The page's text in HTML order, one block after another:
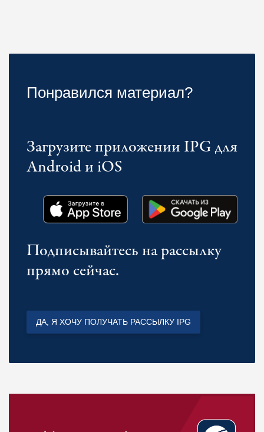
Понравился материал?
Загрузите приложении IPG для
Android и iOS
Подписывайтесь на рассылку
прямо сейчас.
ДА, Я ХОЧУ ПОЛУЧАТЬ РАССЫЛКУ IPG